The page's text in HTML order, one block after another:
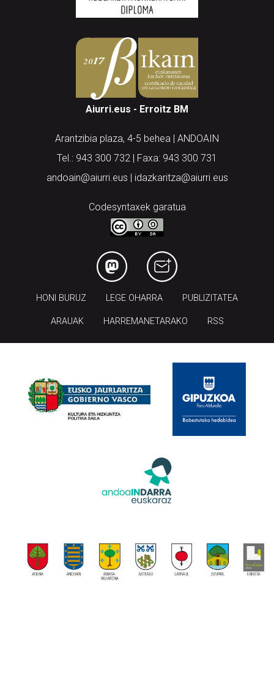
Aiurri.eus - Erroitz BM
Arantzibia plaza, 4-5 behea | ANDOAIN
Tel.: 943 300 732 | Faxa: 943 300 731
andoain@aiurri.eus | idazkaritza@aiurri.eus
Codesyntaxek garatua
HONI BURUZ LEGE OHARRA PUBLIZITATEA
ARAUAK HARREMANETARAKO RSS